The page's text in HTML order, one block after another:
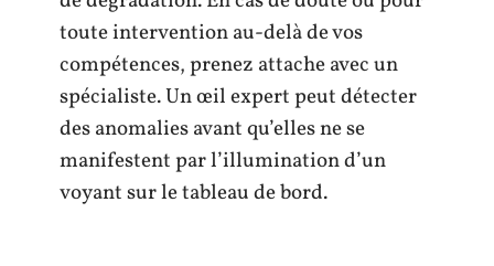
toute intervention au-delà de vos
compétences, prenez attache avec un
spécialiste. Un œil expert peut détecter
des anomalies avant qu’elles ne se
manifestent par l’illumination d’un
voyant sur le tableau de bord.